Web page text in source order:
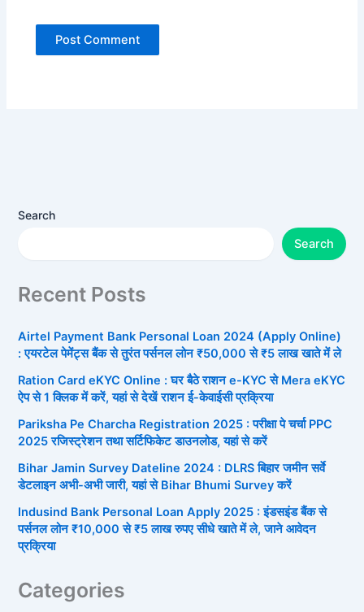
Search
Search
Recent Posts
Airtel Payment Bank Personal Loan 2024 (Apply Online)
: एयरटेल पेमेंट्स बैंक से तुरंत पर्सनल लोन ₹50,000 से ₹5 लाख खाते में ले
Ration Card eKYC Online : घर बैठे राशन e-KYC से Mera eKYC
ऐप से 1 क्लिक में करें, यहां से देखें राशन ई-केवाईसी प्रक्रिया
Pariksha Pe Charcha Registration 2025 : परीक्षा पे चर्चा PPC
2025 रजिस्ट्रेशन तथा सर्टिफिकेट डाउनलोड, यहां से करें
Bihar Jamin Survey Dateline 2024 : DLRS बिहार जमीन सर्वे
डेटलाइन अभी-अभी जारी, यहां से Bihar Bhumi Survey करें
Indusind Bank Personal Loan Apply 2025 : इंडसइंड बैंक से
पर्सनल लोन ₹10,000 से ₹5 लाख रुपए सीधे खाते में ले, जाने आवेदन
प्रक्रिया
Categories